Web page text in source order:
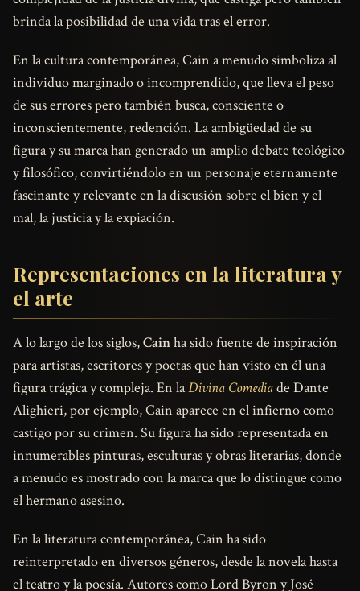
brinda la posibilidad de una vida tras el error.
En la cultura contemporánea, Cain a menudo simboliza al
individuo marginado o incomprendido, que lleva el peso
de sus errores pero también busca, consciente o
inconscientemente, redención. La ambigüedad de su
figura y su marca han generado un amplio debate teológico
y filosófico, convirtiéndolo en un personaje eternamente
fascinante y relevante en la discusión sobre el bien y el
mal, la justicia y la expiación.
Representaciones en la literatura y
el arte
A lo largo de los siglos,Cainha sido fuente de inspiración
para artistas, escritores y poetas que han visto en él una
figura trágica y compleja. En laDivina Comediade Dante
Alighieri, por ejemplo, Cain aparece en el infierno como
castigo por su crimen. Su figura ha sido representada en
innumerables pinturas, esculturas y obras literarias, donde
a menudo es mostrado con la marca que lo distingue como
el hermano asesino.
En la literatura contemporánea, Cain ha sido
reinterpretado en diversos géneros, desde la novela hasta
el teatro y la poesía. Autores como Lord Byron y José